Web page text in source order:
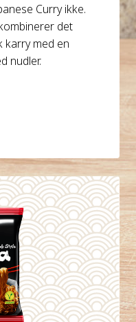
Curry ikke.
det
karry med en
nudler.